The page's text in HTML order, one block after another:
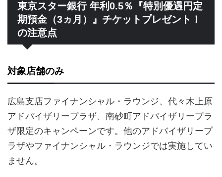
東京スター銀行 年利0.5％『特別優遇円定
期預金（3ヵ月）』チケットプレゼント！
の注意点
対象店舗のみ
広島支店ファイナンシャル・ラウンジ、代々木上原
アドバイザリープラザ、南砂町アドバイザリープラ
ザ限定のキャンペーンです。他のアドバイザリープ
ラザやファイナンシャル・ラウンジでは実施してい
ません。